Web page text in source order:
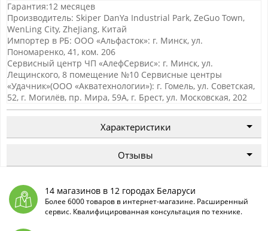
Гарантия:12 месяцев
Производитель: Skiper DanYa Industrial Park, ZeGuo Town,
WenLing City, ZheJiang, Китай
Импортер в РБ: ООО «Альфасток»: г. Минск, ул.
Пономаренко, 41, ком. 206
Сервисный центр ЧП «АлефСервис»: г. Минск, ул.
Лещинского, 8 помещение №10 Сервисные центры
«Удачник»(ООО «Акватехнологии»): г. Гомель, ул. Советская,
52, г. Могилёв, пр. Мира, 59А, г. Брест, ул. Московская, 202
Характеристики
Отзывы
14 магазинов в 12 городах Беларуси
Более 6000 товаров в интернет-магазине. Расширенный
сервис. Квалифицированная консультация по технике.